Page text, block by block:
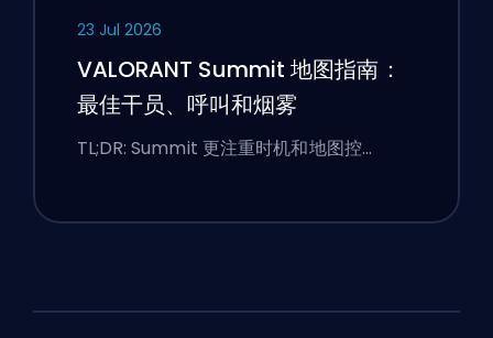
23 Jul 2026
VALORANT Summit 地图指南：
最佳干员、呼叫和烟雾
TL;DR: Summit 更注重时机和地图控…